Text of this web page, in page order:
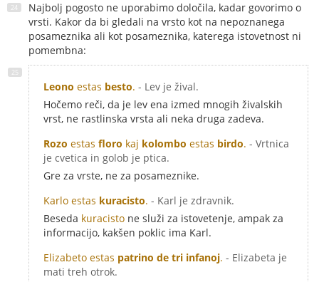
Najbolj pogosto ne uporabimo določila, kadar govorimo o
vrsti. Kakor da bi gledali na vrsto kot na nepoznanega
posameznika ali kot posameznika, katerega istovetnost ni
pomembna:
Leono estas besto. - Lev je žival.
Hočemo reči, da je lev ena izmed mnogih živalskih
vrst, ne rastlinska vrsta ali neka druga zadeva.
Rozo estas floro kaj kolombo estas birdo. - Vrtnica
je cvetica in golob je ptica.
Gre za vrste, ne za posameznike.
Karlo estas kuracisto. - Karl je zdravnik.
Beseda kuracisto ne služi za istovetenje, ampak za
informacijo, kakšen poklic ima Karl.
Elizabeto estas patrino de tri infanoj. - Elizabeta je
mati treh otrok.